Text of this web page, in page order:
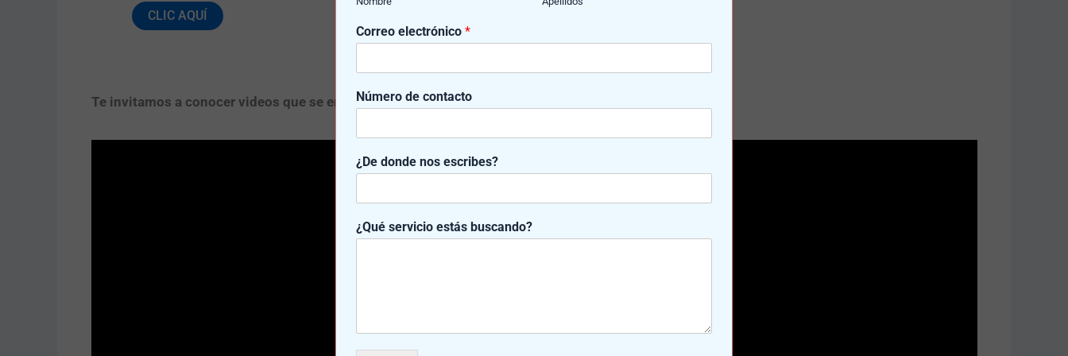
CLIC AQUÍ
Te invitamos a conocer videos que se encuentran en nuestro canal de YouTube:
Correo electrónico *
Número de contacto
D
e
c
¿De donde nos escribes?
¿Qué servicio estás buscando?